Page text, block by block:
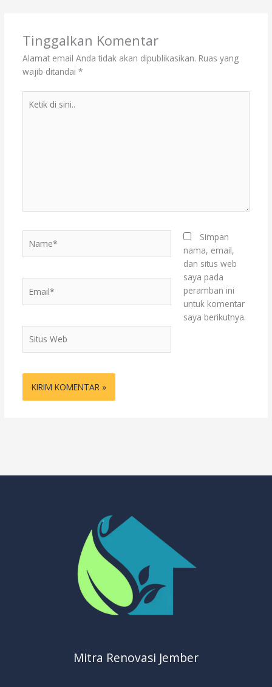
Tinggalkan Komentar
Alamat email Anda tidak akan dipublikasikan. Ruas yang
wajib ditandai *
Web
Simpan
nama, email,
dan situs web
saya pada
peramban ini
untuk komentar
saya berikutnya.
Mitra Renovasi Jember